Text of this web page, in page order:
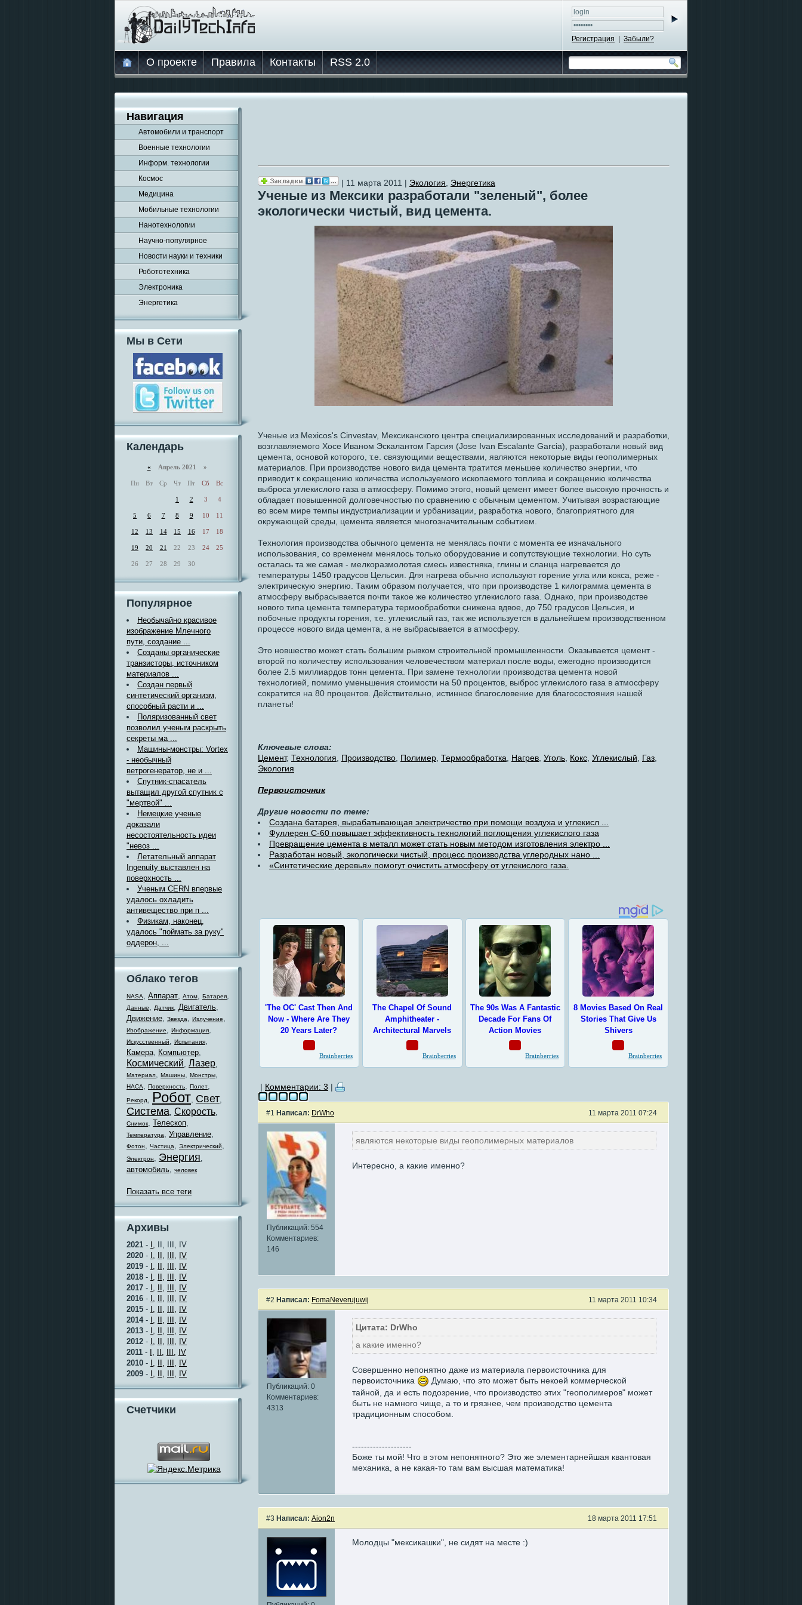
Регистрация Забыли?
О проекте Правила Контакты RSS 2.0
Навигация
Автомобили и транспорт
Военные технологии
Информ. технологии
Космос
Медицина
Мобильные технологии
Нанотехнологии
Научно-популярное
Новости науки и техники
Робототехника
Электроника
Энергетика
Мы в Сети
Календарь
« Апрель 2021 »
Пн Вт Ср Чт Пт Сб Вс
1 2 3 4
5 6 7 8 9 10 11
12 13 14 15 16 17 18
19 20 21 22 23 24 25
26 27 28 29 30
Популярное
Необычайно красивое
изображение Млечного
пути, создание ...
Созданы органические
транзисторы, источником
материалов ...
Создан первый
синтетический организм,
способный расти и ...
Поляризованный свет
позволил ученым раскрыть
секреты ма ...
Машины-монстры: Vortex
- необычный
ветрогенератор, не и ...
Спутник-спасатель
вытащил другой спутник с
"мертвой" ...
Немецкие ученые
доказали
несостоятельность идеи
"невоз ...
Летательный аппарат
Ingenuity выставлен на
поверхность ...
Ученым CERN впервые
удалось охладить
антивещество при п ...
Физикам, наконец,
удалось "поймать за руку"
оддерон, ...
Облако тегов
NASA, Аппарат, Атом, Батарея,
Данные, Датчик, Двигатель,
Движение, Звезда, Излучение,
Изображение, Информация,
Искусственный, Испытания,
Камера, Компьютер,
Космический, Лазер,
Материал, Машины, Монстры,
НАСА, Поверхность, Полет,
Рекорд, Робот, Свет,
Система, Скорость,
Снимок, Телескоп,
Температура, Управление,
Фотон, Частица, Электрический,
Электрон, Энергия,
автомобиль, человек
Показать все теги
Архивы
2021 - I, II, III, IV
2020 - I, II, III, IV
2019 - I, II, III, IV
2018 - I, II, III, IV
2017 - I, II, III, IV
2016 - I, II, III, IV
2015 - I, II, III, IV
2014- I, II, III, IV
2013 - I, II, III, IV
2012 - I, II, III, IV
2011 - I, II, III, IV
2010 - I, II, III, IV
2009 - I, II, III, IV
Счетчики
| 11 марта 2011 | Экология Энергетика
Ученые из Мексики разработали "зеленый", более
экологически чистый, вид цемента.
Ученые из Mexicos's Cinvestav, Мексиканского центра специализированных исследований и разработки,
возглавляемого Хосе Иваном Эскалантом Гарсия (Jose Ivan Escalante Garcia), разработали новый вид
цемента, основой которого, т.е. связующими веществами, являются некоторые виды геополимерных
материалов. При производстве нового вида цемента тратится меньшее количество энергии, что
приводит к сокращению количества используемого ископаемого топлива и сокращению количества
выброса углекислого газа в атмосферу. Помимо этого, новый цемент имеет более высокую прочность и
обладает повышенной долговечностью по сравнению с обычным цементом. Учитывая возрастающие
во всем мире темпы индустриализации и урбанизации, разработка нового, благоприятного для
окружающей среды, цемента является многозначительным событием.
Технология производства обычного цемента не менялась почти с момента ее изначального
использования, со временем менялось только оборудование и сопутствующие технологии. Но суть
осталась та же самая - мелкоразмолотая смесь известняка, глины и сланца нагревается до
температуры 1450 градусов Цельсия. Для нагрева обычно используют горение угла или кокса, реже -
электрическую энергию. Таким образом получается, что при производстве 1 килограмма цемента в
атмосферу выбрасывается почти такое же количество углекислого газа. Однако, при производстве
нового типа цемента температура термообработки снижена вдвое, до 750 градусов Цельсия, и
побочные продукты горения, т.е. углекислый газ, так же используется в дальнейшем производственном
процессе нового вида цемента, а не выбрасывается в атмосферу.
Это новшество может стать большим рывком строительной промышленности. Оказывается цемент -
второй по количеству использования человечеством материал после воды, ежегодно производится
более 2.5 миллиардов тонн цемента. При замене технологии производства цемента новой
технологией, помимо уменьшения стоимости на 50 процентов, выброс углекислого газа в атмосферу
сократится на 80 процентов. Действительно, истинное благословение для благосостояния нашей
планеты!
Ключевые слова:
Цемент, Технология Производство Полимер Термообработка Нагрев Уголь Кокс Углекислый Газ
Экология
Первоисточник
Другие новости по теме:
Создана батарея, вырабатывающая электричество при помощи воздуха и углекисл ...
Фуллерен C-60 повышает эффективность технологий поглощения углекислого газа
Превращение цемента в металл может стать новым методом изготовления электро ...
Разработан новый, экологически чистый, процесс производства углеродных нано ...
«Синтетические деревья» помогут очистить атмосферу от углекислого газа.
| Комментарии: 3 |
11 марта 2011 07:24
#1 Написал: DrWho
Публикаций: 554
Комментариев:
146
являются некоторые виды геополимерных материалов
Интересно, а какие именно?
11 марта 2011 10:34
#2 Написал: FomaNeverujuwij
Публикаций: 0
Комментариев:
4313
Цитата: DrWho
а какие именно?
Совершенно непонятно даже из материала первоисточника для
первоисточника
Думаю, что это может быть некоей коммерческой
тайной, да и есть подозрение, что производство этих "геополимеров" может
быть не намного чище, а то и грязнее, чем производство цемента
традиционным способом.
--------------------
Боже ты мой! Что в этом непонятного? Это же элементарнейшая квантовая
механика, а не какая-то там вам высшая математика!
18 марта 2011 17:51
#3 Написал: Aion2n
Молодцы "мексикашки", не сидят на месте :)